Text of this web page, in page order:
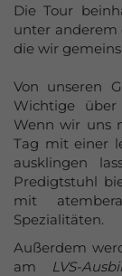
Azubi-Events
Gutscheine
kaufen
Die Tour
unter anderem
die wir
Von unseren
Wichtige
Wenn wir uns
Tag mit einer
ausklingen
Predigtstuhl
mit
Spezialitäten.
Außerdem
am
LVS-